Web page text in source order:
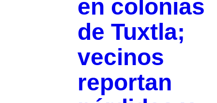
en colonias
de Tuxtla;
vecinos
reportan